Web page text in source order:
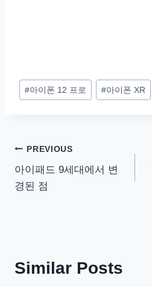
Post
Tags:
#아이폰 12 프로 #아이폰 XR
글
탐
PREVIOUS
아이패드 9세대에서 변
경된 점
Similar Posts